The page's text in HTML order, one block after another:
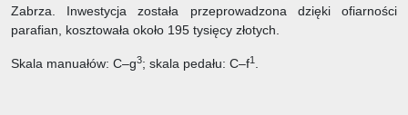
Zabrza. Inwestycja została przeprowadzona dzięki ofiarności
parafian, kosztowała około 195 tysięcy złotych.
Skala manuałów: C–g3; skala pedału: C–f1